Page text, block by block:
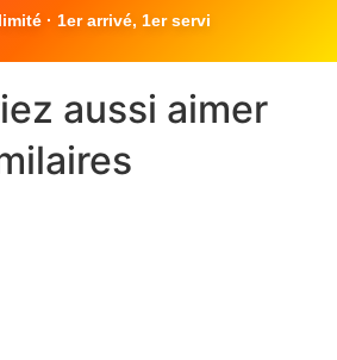
· 1er arrivé, 1er servi
aussi aimer